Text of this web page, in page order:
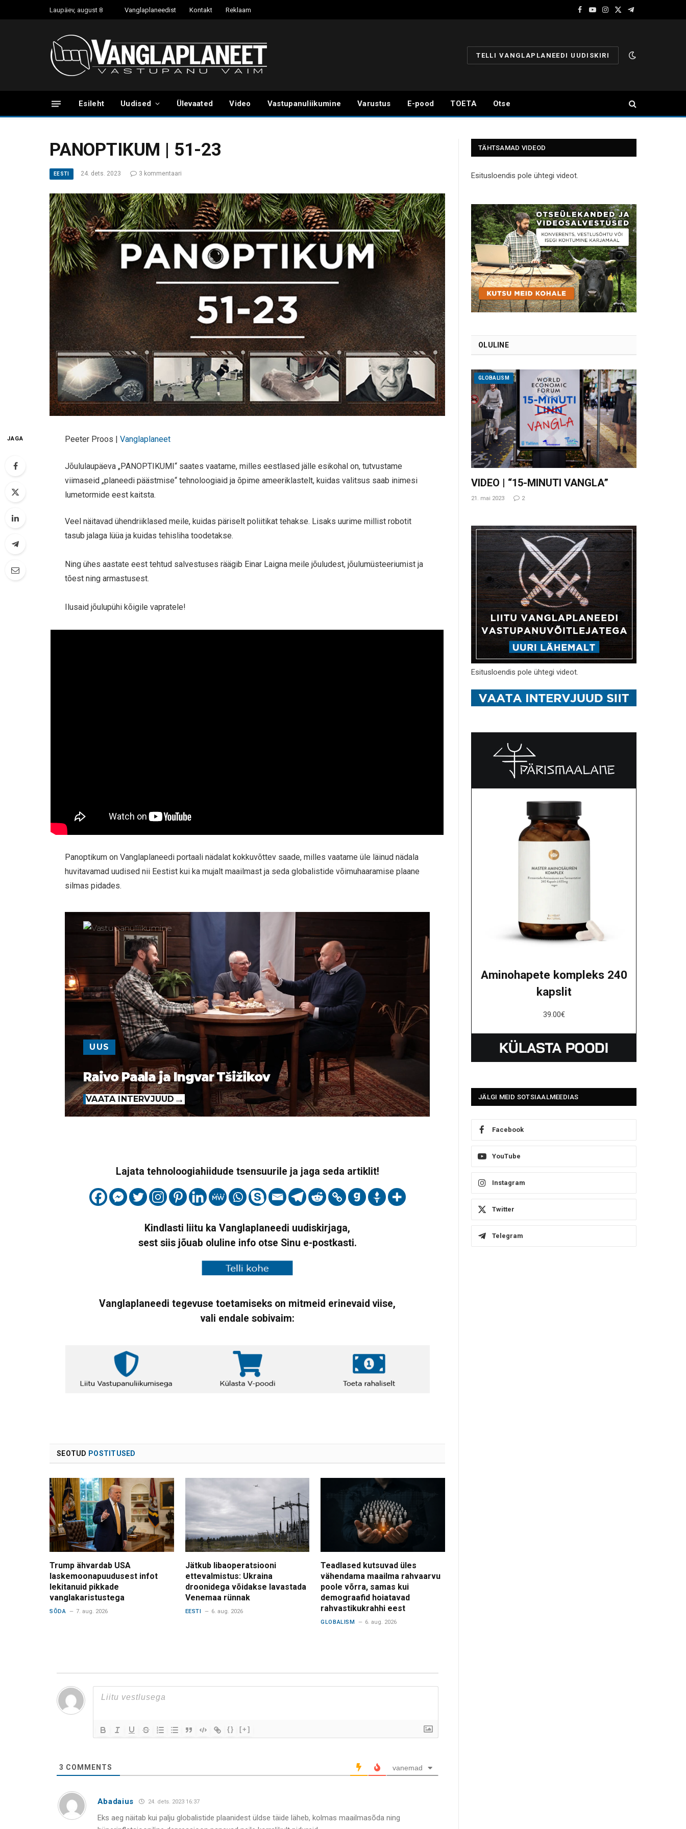
Laupäev, august 8 Vanglaplaneedist Kontakt Reklaam
Facebook
YouTube
Instagram
X
Telegram
TELLI VANGLAPLANEEDI UUDISKIRI
Esileht Uudised Ülevaated Video Vastupanuliikumine Varustus E-pood TOETA Otse
PANOPTIKUM | 51-23
EESTI 24. dets. 2023 3 kommentaari
JAGA Peeter Proos |Vanglaplaneet
Jõululaupäeva „PANOPTIKUMI“ saates vaatame, milles eestlased jälle esikohal on, tutvustame
viimaseid „planeedi päästmise“ tehnoloogiaid ja õpime ameeriklastelt, kuidas valitsus saab inimesi
lumetormide eest kaitsta.
Veel näitavad ühendriiklased meile, kuidas päriselt poliitikat tehakse. Lisaks uurime millist robotit
tasub jalaga lüüa ja kuidas tehisliha toodetakse.
Ning ühes aastate eest tehtud salvestuses räägib Einar Laigna meile jõuludest, jõulumüsteeriumist ja
tõest ning armastusest.
Ilusaid jõulupühi kõigile vapratele!
Panoptikum on Vanglaplaneedi portaali nädalat kokkuvõttev saade, milles vaatame üle läinud nädala
huvitavamad uudised nii Eestist kui ka mujalt maailmast ja seda globalistide võimuhaaramise plaane
silmas pidades.
UUS
Raivo Paala ja Ingvar Tšižikov
VAATA INTERVJUUD
Lajata tehnoloogiahiidude tsensuurile ja jaga seda artiklit!
Kindlasti liitu ka Vanglaplaneedi uudiskirjaga,
sest siis jõuab oluline info otse Sinu e-postkasti.
Vanglaplaneedi tegevuse toetamiseks on mitmeid erinevaid viise,
vali endale sobivaim:
SEOTUD POSTITUSED
Trump ähvardab USA
laskemoonapuudusest infot
lekitanuid pikkade
vanglakaristustega
SÕDA 7. aug. 2026
Jätkub libaoperatsiooni
ettevalmistus: Ukraina
droonidega võidakse lavastada
Venemaa rünnak
EESTI 6. aug. 2026
Teadlased kutsuvad üles
vähendama maailma rahvaarvu
poole võrra, samas kui
demograafid hoiatavad
rahvastikukrahhi eest
GLOBALISM 6. aug. 2026
{} [+]
3 COMMENTS vanemad
Abadaius 24. dets. 2023 16:37
Eks aeg näitab kui palju globalistide plaanidest üldse täide läheb, kolmas maailmasõda ning
TÄHTSAMAD VIDEOD
Esitusloendis pole ühtegi videot.
OLULINE
GLOBALISM
VIDEO | “15-MINUTI VANGLA”
21. mai 2023 2
Esitusloendis pole ühtegi videot.
Aminohapete kompleks 240
kapslit
39.00€
JÄLGI MEID SOTSIAALMEEDIAS
Facebook
YouTube
Instagram
Twitter
Telegram